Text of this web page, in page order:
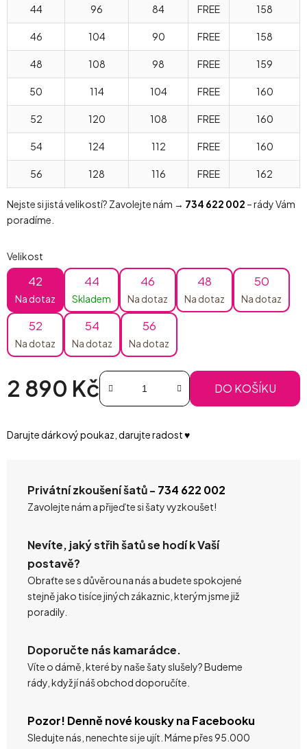
44 96 84 FREE 158
46 104 90 FREE 158
48 108 98 FREE 159
50 114 104 FREE 160
52 120 108 FREE 160
54 124 112 FREE 160
56 128 116 FREE 162
Nejste si jistá velikostí? Zavolejte nám → 734 622 002 – rády Vám
poradíme.
Velikost
42
Na dotaz
44
Skladem
46
Na dotaz
48
Na dotaz
50
Na dotaz
52
Na dotaz
54
Na dotaz
56
Na dotaz
2 890 Kč DO KOŠÍKU
Darujte dárkový poukaz, darujte radost ♥️
Privátní zkoušení šatů - 734 622 002
Zavolejte nám a přijeďte si šaty vyzkoušet!
Nevíte, jaký střih šatů se hodí k Vaší
postavě?
Obraťte se s důvěrou na nás a budete spokojené
stejně jako tisíce jiných zákaznic, kterým jsme již
poradily.
Doporučte nás kamarádce.
Víte o dámě, které by naše šaty slušely? Budeme
rády, když jí náš obchod doporučíte.
Pozor! Denně nové kousky na Facebooku
Sledujte nás, nenechte si je ujít. Máme přes 95.000